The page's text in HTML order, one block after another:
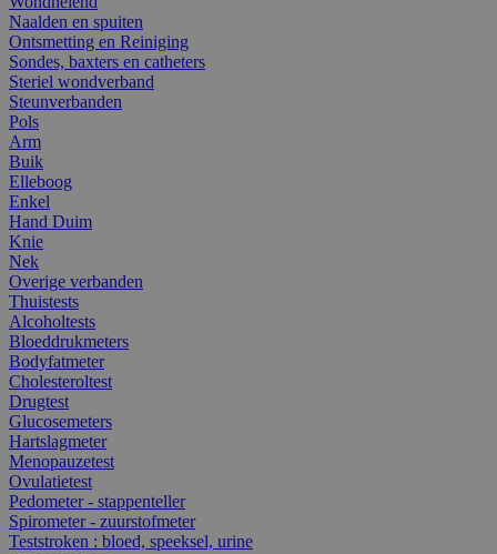
Naalden en spuiten
Ontsmetting en Reiniging
Sondes, baxters en catheters
Steriel wondverband
Steunverbanden
Pols
Arm
Buik
Elleboog
Enkel
Hand Duim
Knie
Nek
Overige verbanden
Thuistests
Alcoholtests
Bloeddrukmeters
Bodyfatmeter
Cholesteroltest
Drugtest
Glucosemeters
Hartslagmeter
Menopauzetest
Ovulatietest
Pedometer - stappenteller
Spirometer - zuurstofmeter
Teststroken : bloed, speeksel, urine